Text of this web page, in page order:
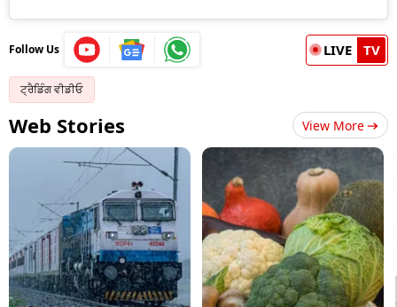
Follow Us LIVE TV
ਟ੍ਰੈਡਿੰਗ ਵੀਡੀਓ
Web Stories View More